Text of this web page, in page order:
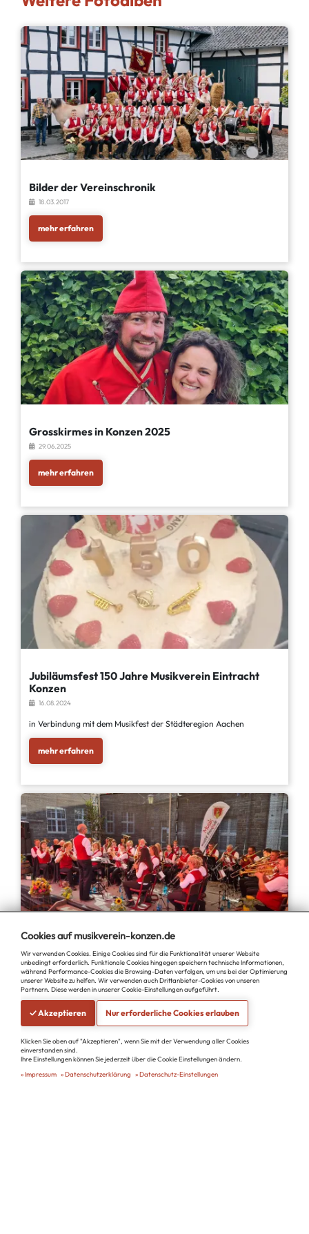
Bilder der Vereinschronik
18.03.2017
mehr erfahren
Grosskirmes in Konzen 2025
29.06.2025
mehr erfahren
Jubiläumsfest 150 Jahre Musikverein Eintracht
Konzen
16.08.2024
in Verbindung mit dem Musikfest der Städteregion Aachen
mehr erfahren
Weinfest 2023 am MUK
02.09.2023
Mit Weinen aus den Regionen Pfalz, Ahr, Mosel, Franken und Nahe.
Es spielten die Blasmusikvereine Lyra [...]
mehr erfahren
Cookies auf musikverein-konzen.de
Wir verwenden Cookies. Einige Cookies sind für die Funktionalität unserer Website
unbedingt erforderlich. Funktionale Cookies hingegen speichern technische Informationen,
während Performance-Cookies die Browsing-Daten verfolgen, um uns bei der Optimierung
unserer Website zu helfen. Wir verwenden auch Drittanbieter-Cookies von unseren
Partnern. Diese werden in unserer Cookie-Einstellungen aufgeführt.
✓ Akzeptieren Nur erforderliche Cookies erlauben
Klicken Sie oben auf "Akzeptieren", wenn Sie mit der Verwendung aller Cookies
einverstanden sind.
Ihre Einstellungen können Sie jederzeit über die Cookie Einstellungen ändern.
Impressum
Datenschutzerklärung Datenschutz-Einstellungen